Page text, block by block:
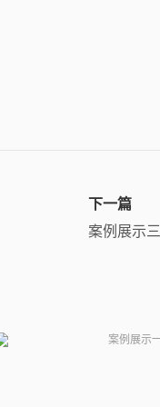
下一篇
案例展示三